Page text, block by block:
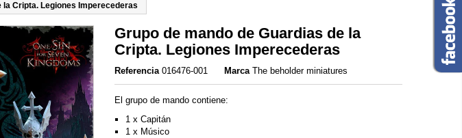
la Cripta. Legiones Imperecederas
Grupo de mando de Guardias de la
Cripta. Legiones Imperecederas
Referencia 016476-001 Marca The beholder miniatures
El grupo de mando contiene:
1 x Capitán
1 x Músico